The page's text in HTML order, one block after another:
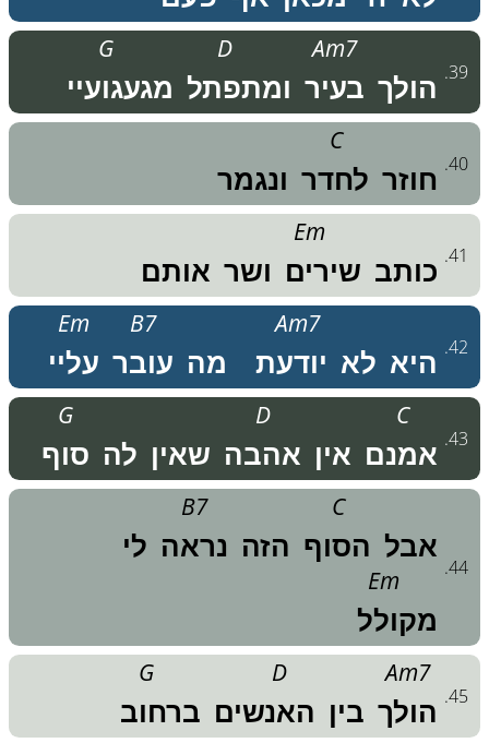
39
. הולך
Am7
בעיר
D
ומתפתל
G
מגעגועיי
40
. חוזר
C
לחדר ונגמר
41
. כותב
Em
שירים ושר אותם
42
. היא לא
Am7
יודעת מה
B7
עובר
Em
עליי
43
.
C
אמנם אין
D
אהבה שאין לה
G
סוף
44
.
אבל
C
הסוף הזה
B7
נראה לי
Em
מקולל
45
.
Am7
הולך בין
D
האנשים
G
ברחוב